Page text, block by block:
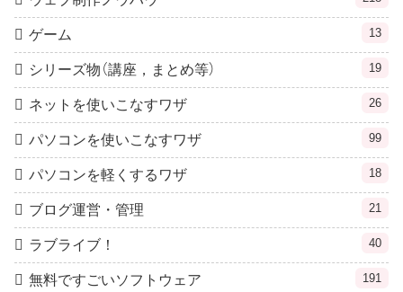
ゲーム 13
シリーズ物（講座，まとめ等） 19
ネットを使いこなすワザ 26
パソコンを使いこなすワザ 99
パソコンを軽くするワザ 18
ブログ運営・管理 21
ラブライブ！ 40
無料ですごいソフトウェア 191